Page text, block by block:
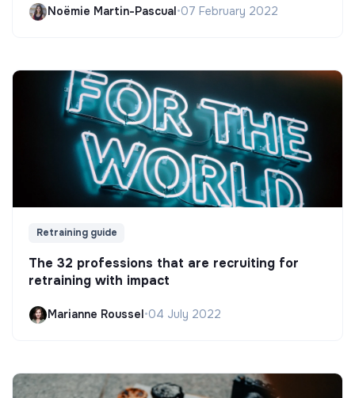
Noëmie Martin-Pascual •07 February 2022
Retraining guide
The 32 professions that are recruiting for
retraining with impact
Marianne Roussel•04 July 2022